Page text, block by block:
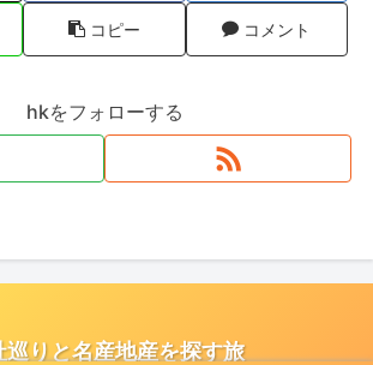
コピー コメント
hkをフォローする
巡りと名産地産を探す旅